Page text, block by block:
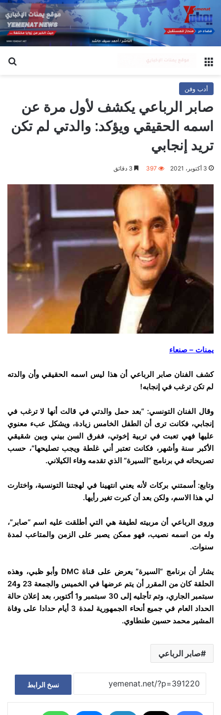
القائمة
أدب وفن
صابر الرباعي يكشف لأول مرة عن
اسمه الحقيقي ويؤكد: والدتي لم تكن
تريد إنجابي
3 أكتوبر، 2021 397
يمنات – صنعاء
كشف الفنان صابر الرباعي أن هذا ليس اسمه الحقيقي وأن والدته
لم تكن ترغب في إنجابه!
وقال الفنان التونسي: “بعد حمل والدتي في قالت أنها لا ترغب في
إنجابي، فكانت ترى أن الطفل الخامس زيادة، ويشكل عبء معنوي
عليها فهي تعبت في تربية إخوتي، ففرق السن بيني وبين شقيقي
الأكبر سنة وأشهر، فكانت تعتبر أني غلطة ويجب تصليحها”، حسب
تصريحاته في برنامج “السيرة” الذي تقدمه وفاء الكيلاني.
وتابع: أسمتني بركات لأنه يعني انتهينا في لهجتنا التونسية، واختارت
لي هذا الاسم، ولكن بعد أن كبرت تغير رأيها.
وروى الرباعي أن مربيته لطيفة هي التي أطلقت عليه اسم “صابر”،
وله من اسمه نصيب، فهو ممكن يصبر على الزمن والمتاعب لمدة
سنوات.
يشار أن برنامج “السيرة” يعرض على قناة DMC وأبو ظبي، وهذه
الحلقة كان من المقرر أن يتم عرضها في الخميس والجمعة 23 و24
سبتمبر الجاري، وتم تأجليه إلى 30 سبتمبر و1 أكتوبر، بعد إعلان حالة
الحداد العام في جميع أنحاء الجمهورية لمدة 3 أيام حدادا على وفاة
المشير محمد حسين طنطاوي.
صابر الرباعي
نسخ الرابط